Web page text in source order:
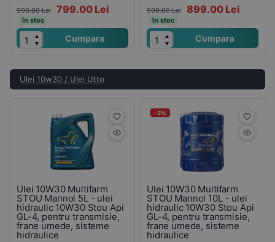
990.00 Lei 799.00 Lei
în stoc
Cumpara
990.00 Lei 899.00 Lei
în stoc
Cumpara
Ulei 10w30 / Ulei Utto
Ulei 10W30 Multifarm
STOU Mannol 5L - ulei
hidraulic 10W30 Stou Api
GL-4, pentru transmisie,
frane umede, sisteme
hidraulice
-2%
Ulei 10W30 Multifarm
STOU Mannol 10L - ulei
hidraulic 10W30 Stou Api
GL-4, pentru transmisie,
frane umede, sisteme
hidraulice